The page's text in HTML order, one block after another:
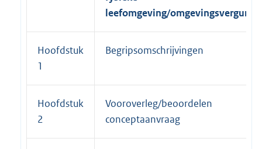
leefomgeving/
Hoofdstuk
1
Begripsomschrijvingen
Hoofdstuk
2
Vooroverleg/beoordelen
conceptaanvraag